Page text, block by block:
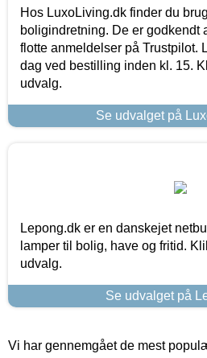
Hos LuxoLiving.dk finder du
boligindretning. De er godkendt
flotte anmeldelser på Trustpilot.
dag ved bestilling inden kl. 15.
udvalg.
Se udvalget på
Lepong.dk er en danskejet
lamper til bolig, have og fritid.
udvalg.
Se udvalget på
Vi har gennemgået de mest